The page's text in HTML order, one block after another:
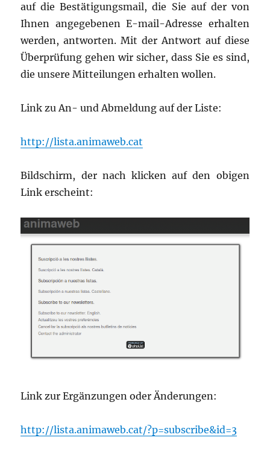
auf die Bestätigungsmail, die Sie auf der von
Ihnen angegebenen E-mail-Adresse erhalten
werden, antworten. Mit der Antwort auf diese
Überprüfung gehen wir sicher, dass Sie es sind,
die unsere Mitteilungen erhalten wollen.
Link zu An- und Abmeldung auf der Liste:
http://lista.animaweb.cat
Bildschirm, der nach klicken auf den obigen
Link erscheint:
Link zur Ergänzungen oder Änderungen:
http://lista.animaweb.cat/?p=subscribe&id=3